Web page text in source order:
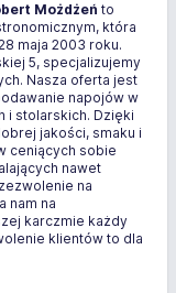
Możdżeń to
która
maja 2003 roku.
5, specjalizujemy
Nasza oferta jest
napojów w
i stolarskich. Dzięki
jakości, smaku i
ceniących sobie
nawet
na
nam na
karczmie każdy
klientów to dla